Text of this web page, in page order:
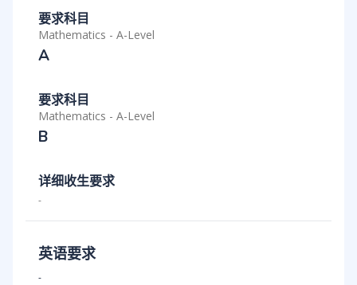
要求科目
Mathematics - A-Level
A
要求科目
Mathematics - A-Level
B
详细收生要求
-
英语要求
-